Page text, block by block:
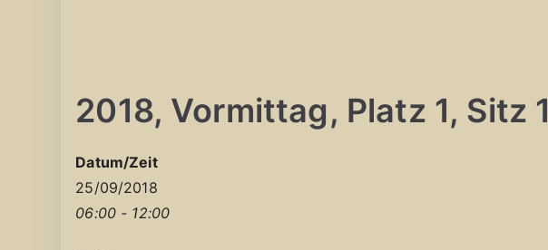
2018, Vormittag, Platz 1, Sitz 1
Datum/Zeit
25/09/2018
06:00 - 12:00